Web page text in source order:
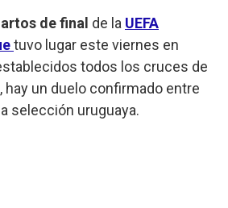
de final de la UEFA
tuvo lugar este viernes en
todos los cruces de
hay un duelo confirmado entre
selección uruguaya.